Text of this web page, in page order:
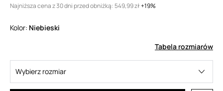
Najniższa cena z 30 dni przed obniżką: 549,99 zł +19%
Kolor:
niebieski
Tabela rozmiarów
Wybierz rozmiar